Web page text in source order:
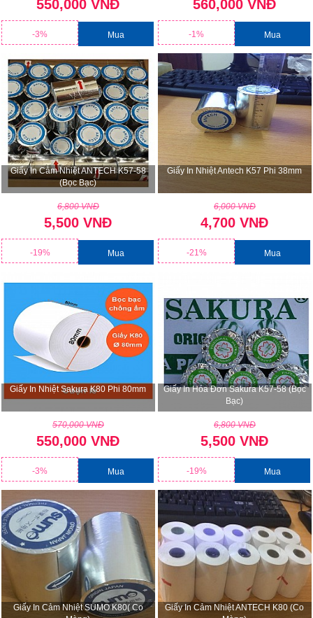
550,000 VNĐ
-3% Mua
560,000 VNĐ
-1% Mua
Giấy In Cảm Nhiệt ANTECH K57-58
(Bọc Bạc)
6,800 VNĐ
5,500 VNĐ
-19% Mua
Giấy In Nhiệt Antech K57 Phi 38mm
6,000 VNĐ
4,700 VNĐ
-21% Mua
Giấy In Nhiệt Sakura K80 Phi 80mm
570,000 VNĐ
550,000 VNĐ
-3% Mua
Giấy In Hóa Đơn Sakura K57-58 (bọc
Bạc)
6,800 VNĐ
5,500 VNĐ
-19% Mua
Giấy In Cảm Nhiệt SUMO K80( Co
Giấy In Cảm Nhiệt ANTECH K80 (co